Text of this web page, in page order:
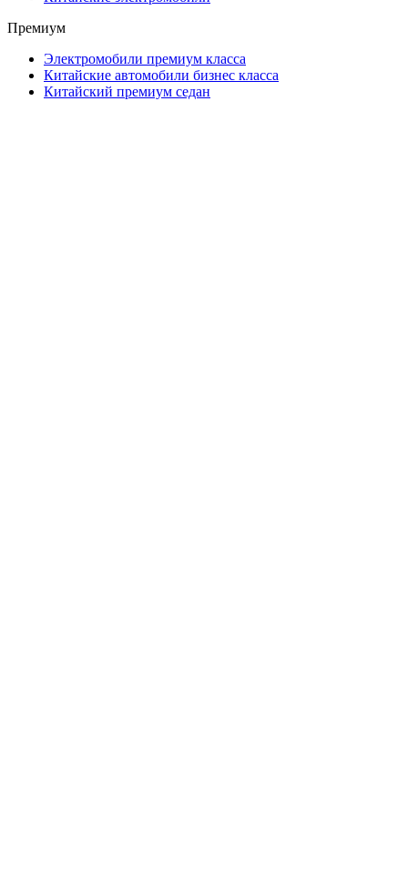
Премиум
Электромобили премиум класса
Китайские автомобили бизнес класса
Китайский премиум седан